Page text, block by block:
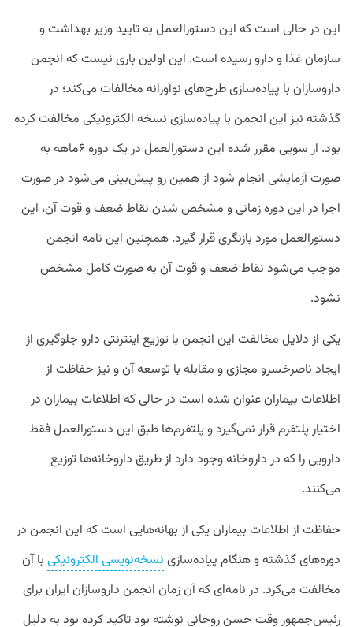
این در حالی است که این دستورالعمل به تایید وزیر بهداشت و
سازمان غذا و دارو رسیده است. این اولین باری نیست که انجمن
داروسازان با پیاده‌سازی طرح‌های نوآورانه مخالفات می‌کند؛ در
گذشته نیز این انجمن با پیاده‌سازی نسخه الکترونیکی مخالفت کرده
بود. از سویی مقرر شده این دستورالعمل در یک دوره ۶ماهه به
صورت آزمایشی انجام شود از همین رو پیش‌بینی می‌شود در صورت
اجرا در این دوره زمانی و مشخص شدن نقاط ضعف و قوت آن، این
دستورالعمل مورد بازنگری قرار گیرد. همچنین این نامه انجمن
موجب می‌شود نقاط ضعف و قوت آن به صورت کامل مشخص
نشود.
یکی از دلایل مخالفت این انجمن با توزیع اینترنتی دارو جلوگیری از
ایجاد ناصرخسرو مجازی و مقابله با توسعه آن و نیز حفاظت از
اطلاعات بیماران عنوان شده است در حالی که اطلاعات بیماران در
اختیار پلتفرم قرار نمی‌گیرد و پلتفرم‌ها طبق این دستورالعمل فقط
دارویی را که در داروخانه وجود دارد از طریق داروخانه‌ها توزیع
می‌کنند.
حفاظت از اطلاعات بیماران یکی از بهانه‌هایی‌ است که این انجمن در
دوره‌های گذشته و هنگام پیاده‌سازی نسخه‌نویسی الکترونیکی با آن
مخالفت می‌کرد. در نامه‌ای که آن زمان انجمن داروسازان ایران برای
رئیس‌جمهور وقت حسن روحانی نوشته بود تاکید کرده بود به دلیل